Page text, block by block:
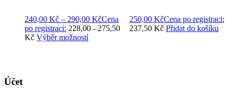
240,00 Kč – 290,00 KčCena
po registraci: 228,00 - 275,50
Kč Výběr možností
250,00 KčCena po registraci:
237,50 Kč Přidat do košíku
Účet